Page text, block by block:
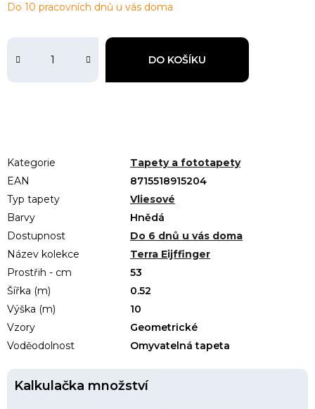
DO KOŠÍKU
Do 10 pracovních dnů u vás doma
Kategorie
Tapety a fototapety
EAN
8715518915204
Typ tapety
Vliesové
Barvy
Hnědá
Dostupnost
Do 6 dnů u vás doma
Název kolekce
Terra Eijffinger
Prostřih - cm
53
Šířka (m)
0.52
Výška (m)
10
Vzory
Geometrické
Voděodolnost
Omyvatelná tapeta
Kalkulačka množství